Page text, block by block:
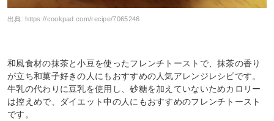
出典:https://cookpad.com/recipe/7065246
和風食材の抹茶と小豆を使ったフレンチトーストで、抹茶の香り
が立ち和菓子好きの人にもおすすめの人気アレンジレシピです。
牛乳の代わりに豆乳を使用し、砂糖を加えていないためカロリー
は控えめで、ダイエット中の人にもおすすめのフレンチトースト
です。